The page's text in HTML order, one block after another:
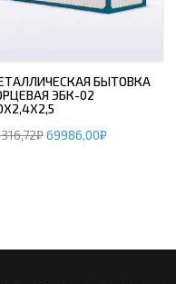
БЫТОВКА
ЭБК-02
₽69986,00₽